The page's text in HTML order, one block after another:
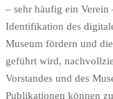
– sehr häufig ein
Identifikation des
Museum fördern und
geführt wird,
Vorstandes und des
Publikationen können